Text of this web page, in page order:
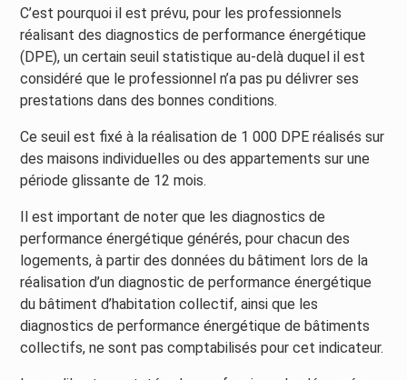
C’est pourquoi il est prévu, pour les professionnels
réalisant des diagnostics de performance énergétique
(DPE), un certain seuil statistique au-delà duquel il est
considéré que le professionnel n’a pas pu délivrer ses
prestations dans des bonnes conditions.
Ce seuil est fixé à la réalisation de 1 000 DPE réalisés sur
des maisons individuelles ou des appartements sur une
période glissante de 12 mois.
Il est important de noter que les diagnostics de
performance énergétique générés, pour chacun des
logements, à partir des données du bâtiment lors de la
réalisation d’un diagnostic de performance énergétique
du bâtiment d’habitation collectif, ainsi que les
diagnostics de performance énergétique de bâtiments
collectifs, ne sont pas comptabilisés pour cet indicateur.